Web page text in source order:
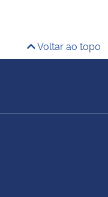
Voltar ao topo